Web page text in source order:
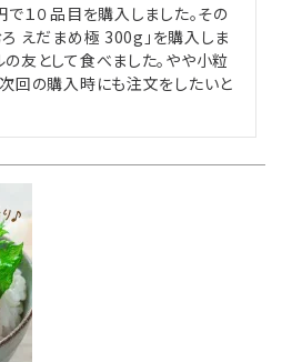
で１０品目を購入しました。その
えだまめ極 300g」を購入しま
友として食べました。やや小粒
次回の購入時にも注文をしたいと